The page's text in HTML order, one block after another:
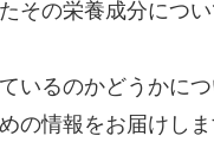
その栄養成分につい
いるのかどうかに
の情報をお届けしま